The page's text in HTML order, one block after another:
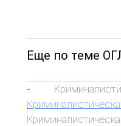
Еще по теме
-